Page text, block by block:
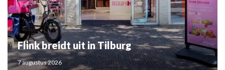
Flink breidt uit in Tilburg
7 augustus 2026